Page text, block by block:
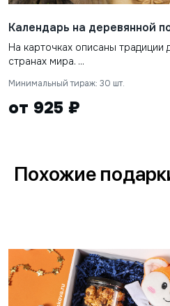
Календарь на деревянной
На карточках описаны традиции
странах мира. ...
Минимальный тираж: 30 шт.
от 925 ₽
Похожие